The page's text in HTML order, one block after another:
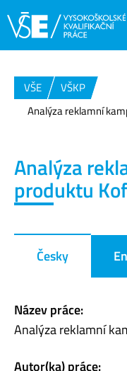
VŠE
VŠKP
Analýza reklamní
Analýza
produktu
Česky
Název práce:
Analýza reklamní
Autor(ka) práce: